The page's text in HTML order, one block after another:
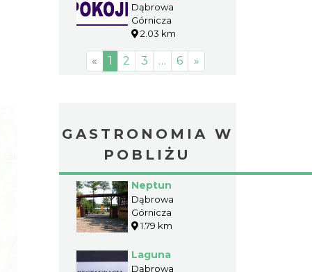
Kotwica
Dąbrowa
Górnicza
2.03 km
« 1 2 3 … 6 »
GASTRONOMIA W
POBLIŻU
Neptun
Dąbrowa
Górnicza
1.79 km
Laguna
Dąbrowa